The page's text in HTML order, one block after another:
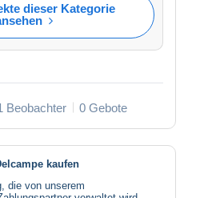
dieser Kategorie
Beobachter 0 Gebote
kaufen
die von unserem